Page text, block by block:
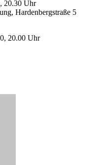
20.30 Uhr
Hardenbergstraße 5
20.00 Uhr